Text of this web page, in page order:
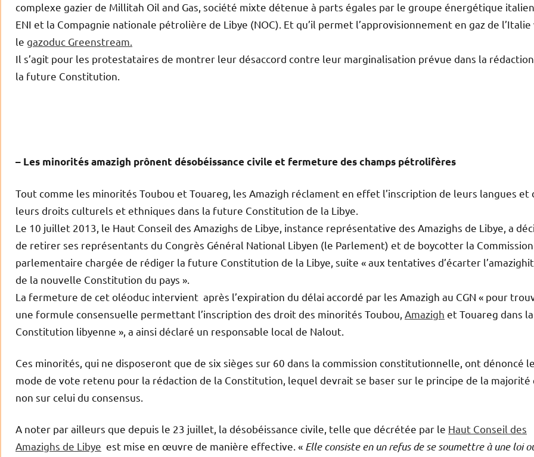
complexe gazier de Millitah Oil and Gas, société mixte détenue à parts égales par le groupe énergétique italien
ENI et la Compagnie nationale pétrolière de Libye (NOC). Et qu’il permet l’approvisionnement en gaz de l’Italie
le gazoduc Greenstream.
Il s’agit pour les protestataires de montrer leur désaccord contre leur marginalisation prévue dans la
la future Constitution.
– Les minorités amazigh prônent désobéissance civile et fermeture des champs pétrolifères
Tout comme les minorités Toubou et Touareg, les Amazigh réclament en effet l’inscription de leurs langues et
leurs droits culturels et ethniques dans la future Constitution de la Libye.
Le 10 juillet 2013, le Haut Conseil des Amazighs de Libye, instance représentative des Amazighs de Libye, a
de retirer ses représentants du Congrès Général National Libyen (le Parlement) et de boycotter la Commission
parlementaire chargée de rédiger la future Constitution de la Libye, suite « aux tentatives d’écarter
de la nouvelle Constitution du pays ».
La fermeture de cet oléoduc intervient après l’expiration du délai accordé par les Amazigh au CGN « pour
une formule consensuelle permettant l’inscription des droit des minorités Toubou, Amazigh et Touareg dans la
Constitution libyenne », a ainsi déclaré un responsable local de Nalout.
Ces minorités, qui ne disposeront que de six sièges sur 60 dans la commission constitutionnelle, ont dénoncé le
mode de vote retenu pour la rédaction de la Constitution, lequel devrait se baser sur le principe de la majorité
non sur celui du consensus.
A noter par ailleurs que depuis le 23 juillet, la désobéissance civile, telle que décrétée par le Haut Conseil des
Amazighs de Libye est mise en œuvre de manière effective. « Elle consiste en un refus de se soumettre à une loi